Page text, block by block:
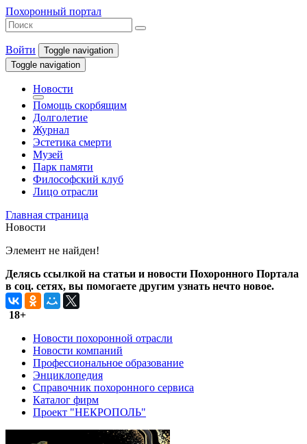
Похоронный портал
Войти
Toggle navigation
Toggle navigation
Новости
Помощь скорбящим
Долголетие
Журнал
Эстетика смерти
Музей
Парк памяти
Философский клуб
Лицо отрасли
Главная страница
Новости
Элемент не найден!
Делясь ссылкой на статьи и новости Похоронного Портала
в соц. сетях, вы помогаете другим узнать нечто новое.
18+
Новости похоронной отрасли
Новости компаний
Профессиональное образование
Энциклопедия
Справочник похоронного сервиса
Каталог фирм
Проект "НЕКРОПОЛЬ"